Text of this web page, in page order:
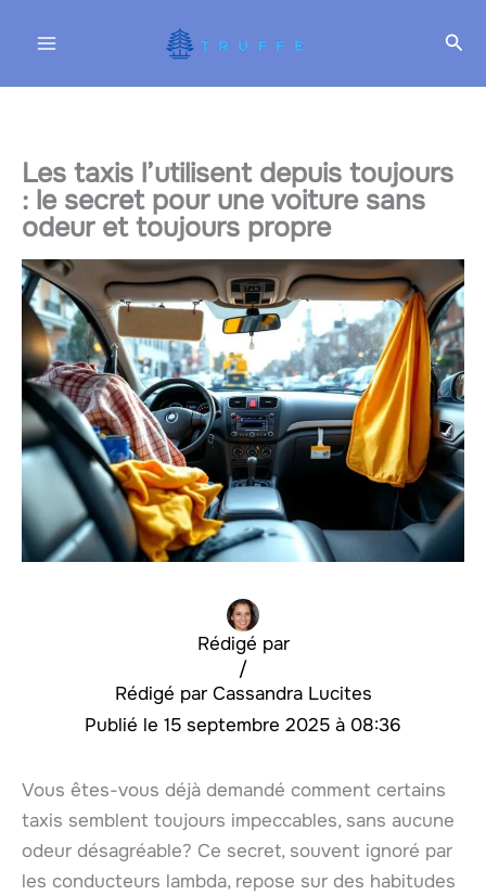
Les taxis l’utilisent depuis toujours
: le secret pour une voiture sans
odeur et toujours propre
Rédigé par
Cassandra Lucites
/
15 septembre 2025 à 08:36
Vous êtes-vous déjà demandé comment certains
taxis semblent toujours impeccables, sans aucune
odeur désagréable? Ce secret, souvent ignoré par
les conducteurs lambda, repose sur des habitudes